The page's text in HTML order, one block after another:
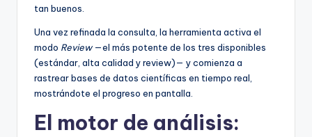
tan buenos.
Una vez refinada la consulta, la herramienta activa el
modo Review—el más potente de los tres disponibles
(estándar, alta calidad y review)— y comienza a
rastrear bases de datos científicas en tiempo real,
mostrándote el progreso en pantalla.
El motor de análisis: